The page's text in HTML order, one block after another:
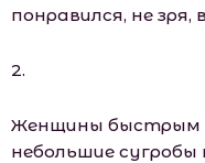
понравился, не зря,
2.
Женщины быстрым
небольшие